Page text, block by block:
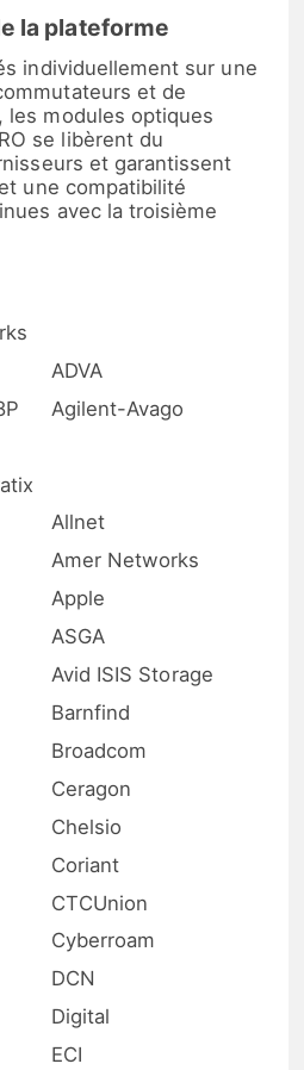
la plateforme
individuellement sur une
et de
les modules optiques
se libèrent du
et garantissent
une compatibilité
avec la troisième
ADVA
Agilent-Avago
Allnet
Amer Networks
Apple
ASGA
Avid ISIS Storage
Barnfind
Broadcom
Ceragon
Chelsio
Coriant
CTCUnion
Cyberroam
DCN
Digital
ECI